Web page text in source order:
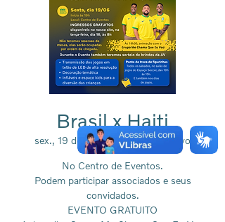
Brasil x Haiti
sex., 19 de jun.
  |
Associação Volvo
No Centro de Eventos.
Podem participar associados e seus
convidados.
EVENTO GRATUITO